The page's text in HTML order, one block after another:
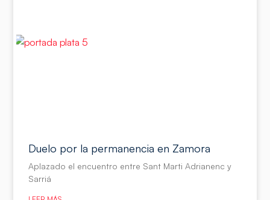
Duelo por la permanencia en Zamora
Aplazado el encuentro entre Sant Marti Adrianenc y
Sarriá